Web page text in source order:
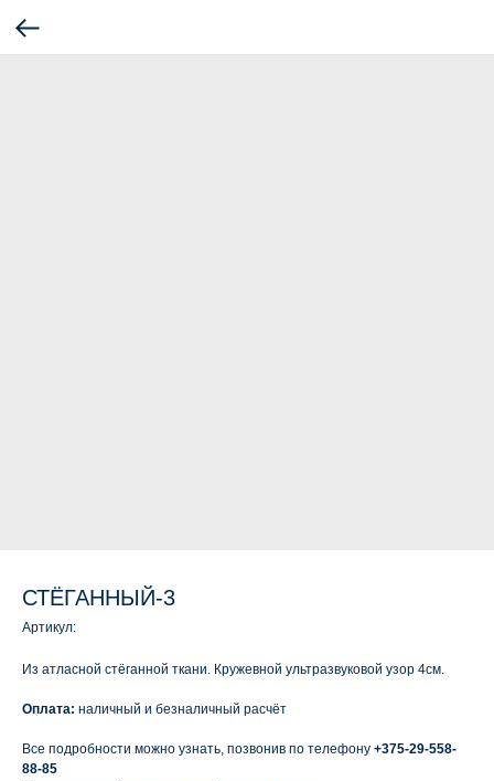
СТЁГАННЫЙ-3
Артикул:
Из атласной стёганной ткани. Кружевной ультразвуковой узор 4см.
Оплата: наличный и безналичный расчёт
Все подробности можно узнать, позвонив по телефону +375-29-558-
88-85